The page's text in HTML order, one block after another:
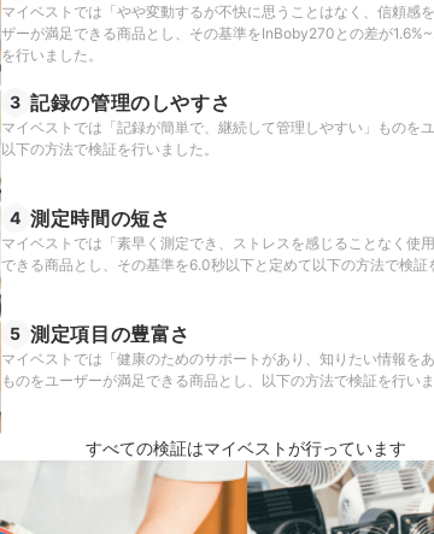
マイベストでは「やや変動するが不快に思うことはなく、信頼感
ザーが満足できる商品とし、その基準をInBoby270との差が
を行いました。
3 記録の管理のしやすさ
マイベストでは「記録が簡単で、継続して管理しやすい」ものを
以下の方法で検証を行いました。
4 測定時間の短さ
マイベストでは「素早く測定でき、ストレスを感じることなく使
できる商品とし、その基準を6.0秒以下と定めて以下の方法で検証
5 測定項目の豊富さ
マイベストでは「健康のためのサポートがあり、知りたい情報を
ものをユーザーが満足できる商品とし、以下の方法で検証を行いま
すべての検証はマイベストが行っています